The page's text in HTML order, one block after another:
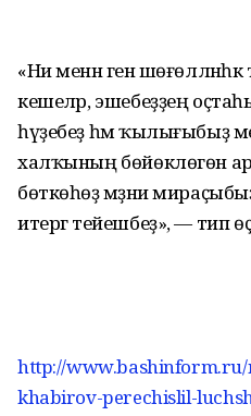
«Ни менән генә
кешеләр, эшебеҙҙең
һүҙебеҙ һәм ҡылығыбыҙ
халҡының бөйөклөгөн
бөткөһөҙ мәҙәни
итергә тейешбеҙ», — тип
http://www.bashinform.ru/
khabirov-perechislil-